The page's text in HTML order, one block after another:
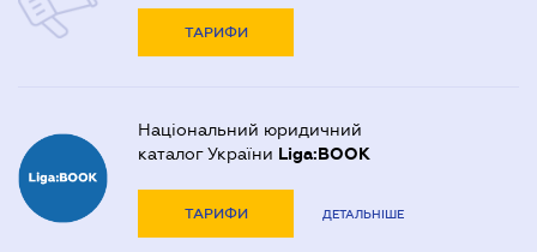
ТАРИФИ
Національний юридичний
каталог України Liga:BOOK
ТАРИФИ ДЕТАЛЬНІШЕ